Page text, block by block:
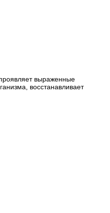
выраженные
восстанавливает